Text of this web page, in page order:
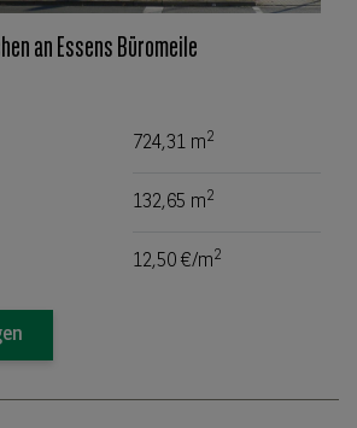
an Essens Büromeile
724,31 m2
132,65 m2
12,50 €/m2